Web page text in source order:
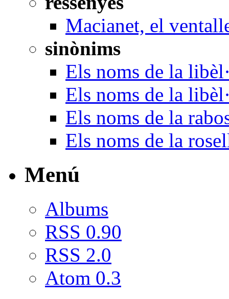
Macianet, el
sinònims
Els noms de la
Els noms de la
Els noms de la
Els noms de la
Menú
Albums
RSS 0.90
RSS 2.0
Atom 0.3